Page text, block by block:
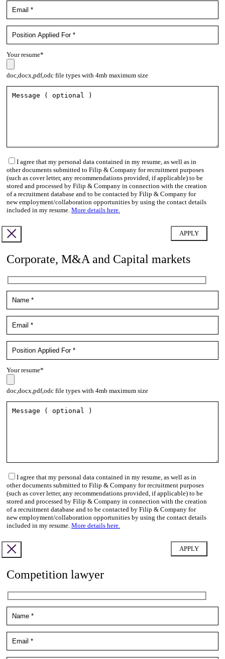
Your resume*
doc,docx,pdf,odc file types with 4mb maximum size
I agree that my personal data contained in my resume, as well as in
other documents submitted to Filip & Company for recruitment purposes
(such as cover letter, any recommendations provided, if applicable) to be
stored and processed by Filip & Company in connection with the creation
of a recruitment database and to be contacted by Filip & Company for
new employment/collaboration opportunities by using the contact details
included in my resume. More details here.
Corporate, M&A and Capital markets
Your resume*
doc,docx,pdf,odc file types with 4mb maximum size
I agree that my personal data contained in my resume, as well as in
other documents submitted to Filip & Company for recruitment purposes
(such as cover letter, any recommendations provided, if applicable) to be
stored and processed by Filip & Company in connection with the creation
of a recruitment database and to be contacted by Filip & Company for
new employment/collaboration opportunities by using the contact details
included in my resume. More details here.
Competition lawyer